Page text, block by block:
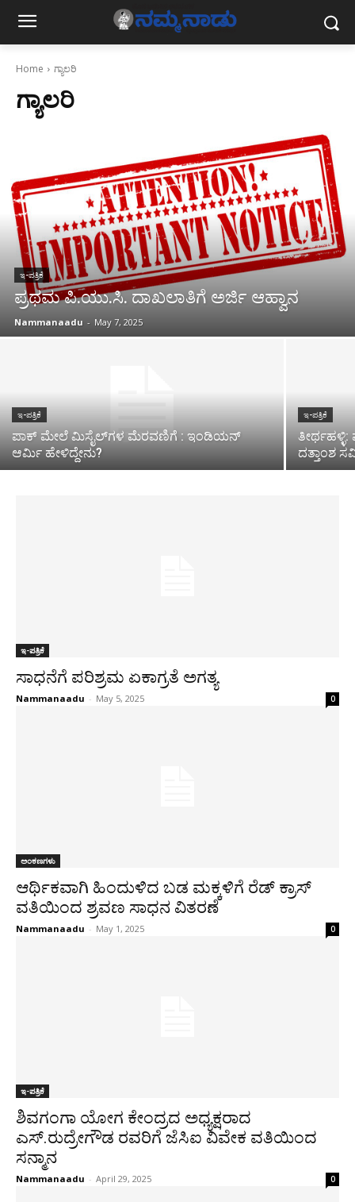
Home ಗ್ಯಾಲರಿ
ಗ್ಯಾಲರಿ
ಇ-ಪತ್ರಿಕೆ
ಪ್ರಥಮ ಪಿ.ಯು.ಸಿ. ದಾಖಲಾತಿಗೆ ಅರ್ಜಿ ಆಹ್ವಾನ
Nammanaadu - May 7, 2025
ಇ-ಪತ್ರಿಕೆ
ಪಾಕ್​ ಮೇಲೆ ಮಿಸೈಲ್​ಗಳ ಮೆರವಣಿಗೆ : ಇಂಡಿಯನ್
ಆರ್ಮಿ ಹೇಳಿದ್ದೇನು?
ಇ-ಪತ್ರಿಕೆ
ದತ್ತಾಂಶ
ಇ-ಪತ್ರಿಕೆ
ಸಾಧನೆಗೆ ಪರಿಶ್ರಮ ಏಕಾಗ್ರತೆ ಅಗತ್ಯ
Nammanaadu - May 5, 2025 0
ಅಂಕಣಗಳು
ಆರ್ಥಿಕವಾಗಿ ಹಿಂದುಳಿದ ಬಡ ಮಕ್ಕಳಿಗೆ ರೆಡ್ ಕ್ರಾಸ್
ವತಿಯಿಂದ ಶ್ರವಣ ಸಾಧನ ವಿತರಣೆ
Nammanaadu - May 1, 2025 0
ಇ-ಪತ್ರಿಕೆ
ಶಿವಗಂಗಾ ಯೋಗ ಕೇಂದ್ರದ ಅಧ್ಯಕ್ಷರಾದ
ಎಸ್.ರುದ್ರೇಗೌಡ ರವರಿಗೆ ಜೆಸಿಐ ವಿವೇಕ ವತಿಯಿಂದ
ಸನ್ಮಾನ
Nammanaadu - April 29, 2025 0